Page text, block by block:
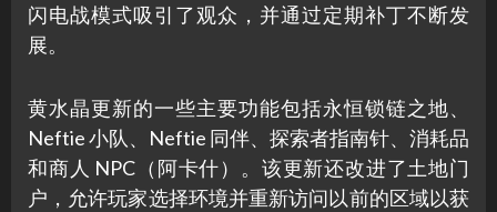
闪电战模式吸引了观众，并通过定期补丁不断发
展。
黄水晶更新的一些主要功能包括永恒锁链之地、
Neftie 小队、Neftie 同伴、探索者指南针、消耗品
和商人 NPC（阿卡什）。该更新还改进了土地门
户，允许玩家选择环境并重新访问以前的区域以获